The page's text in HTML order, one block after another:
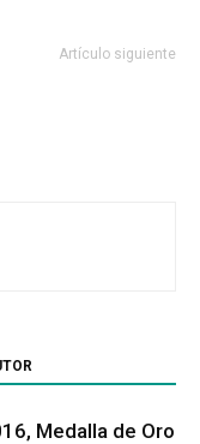
Artículo siguiente
Medalla de Oro